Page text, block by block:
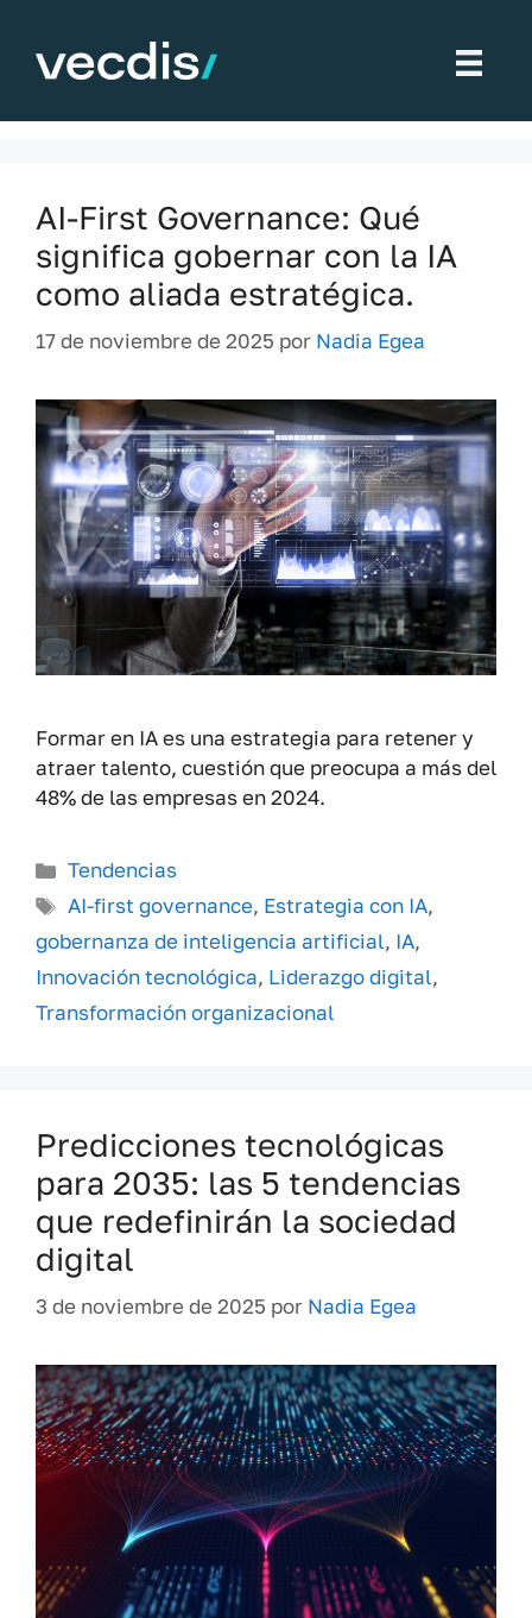
contenido
Innovación tecnológica
AI-First Governance: Qué
significa gobernar con la IA
como aliada estratégica.
17 de noviembre de 2025 por Nadia Egea
Formar en IA es una estrategia para retener y
atraer talento, cuestión que preocupa a más del
48% de las empresas en 2024.
Categorías
Tendencias
Etiquetas
AI-first governance, Estrategia con IA,
gobernanza de inteligencia artificial, IA,
Innovación tecnológica, Liderazgo digital,
Transformación organizacional
Predicciones tecnológicas
para 2035: las 5 tendencias
que redefinirán la sociedad
digital
3 de noviembre de 2025 por Nadia Egea